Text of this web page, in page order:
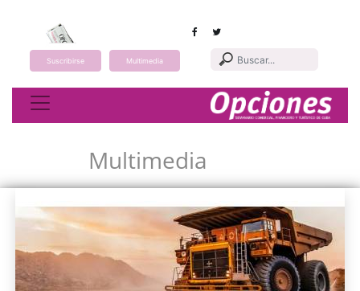
Suscribirse Multimedia
Toggle navigation
Multimedia